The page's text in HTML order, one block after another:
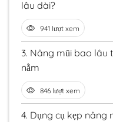
lâu dài?
941 lượt xem
3. Nâng mũi bao lâu
nằm
846 lượt xem
4. Dụng cụ kẹp nâng